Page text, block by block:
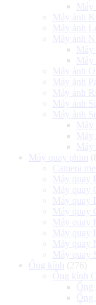
Máy
Máy ảnh
Máy ảnh
Máy ảnh
Máy
Máy
Máy ảnh
Máy ảnh
Máy ảnh
Máy ảnh
Máy ảnh
Máy
Máy
Máy
Máy quay phim
Camera
Máy quay
Máy quay
Máy quay
Máy quay
Máy quay
Máy quay
Máy quay
Máy quay
Ống kính
(276)
Ống kính
Ống
Ống